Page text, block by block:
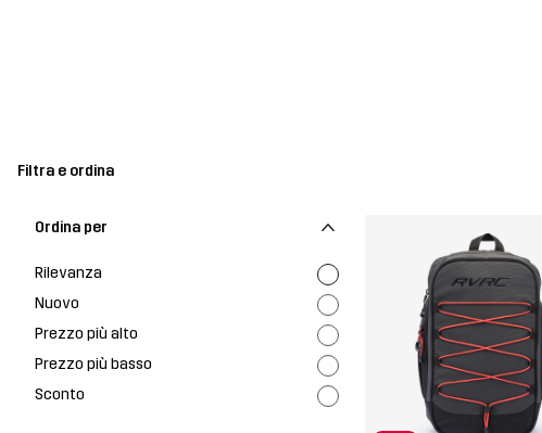
Regali accessori
Filtra e ordina
Ordina per
Rilevanza
Nuovo
Prezzo più alto
Prezzo più basso
Sconto